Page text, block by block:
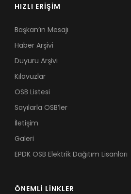
HIZLI ERİŞİM
Başkan’ın Mesajı
Haber Arşivi
Duyuru Arşivi
Kılavuzlar
OSB Listesi
Sayılarla OSB’ler
İletişim
Galeri
EPDK OSB Elektrik Dağıtım Lisanları
ÖNEMLİ LİNKLER